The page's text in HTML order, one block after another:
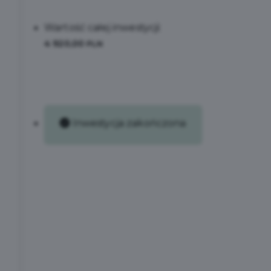
Wartość całej inwestycji:
4 920,00
Inwestycja zakończona